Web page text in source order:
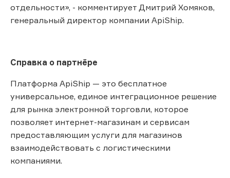
отдельности», - комментирует Дмитрий Хомяков,
генеральный директор компании ApiShip.
Справка о партнёре
Платформа ApiShip — это бесплатное
универсальное, единое интеграционное решение
для рынка электронной торговли, которое
позволяет интернет-магазинам и сервисам
предоставляющим услуги для магазинов
взаимодействовать с логистическими
компаниями.